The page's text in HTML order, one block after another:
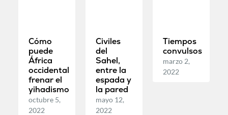
Cómo
puede
África
occidental
frenar el
yihadismo
octubre 5,
2022
Civiles
del
Sahel,
entre la
espada y
la pared
mayo 12,
2022
Tiempos
convulsos
marzo 2,
2022